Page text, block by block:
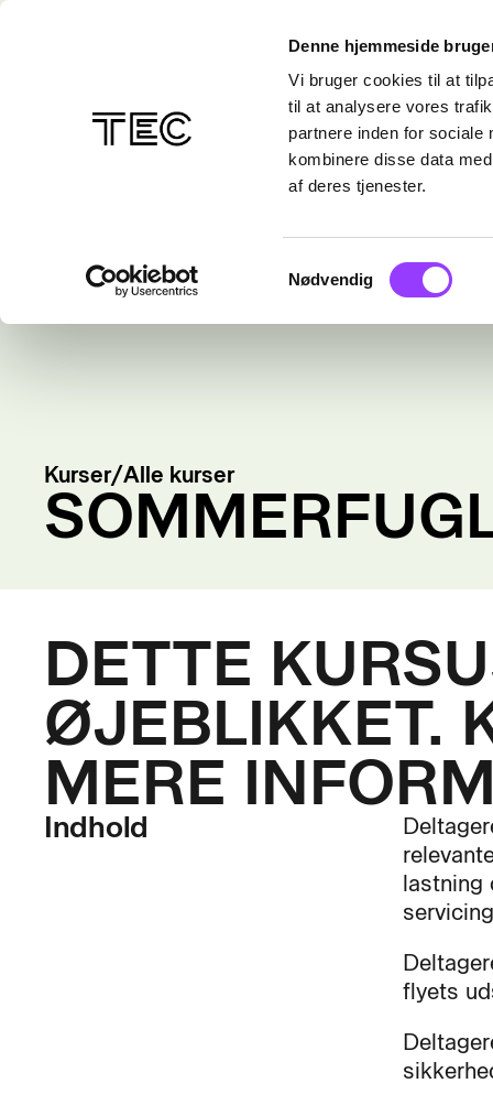
Denne hjemmeside
Vi bruger cookies til at
til at analysere vores
partnere inden for sociale
kombinere disse data
af deres tjenester.
Samtykkevalg
Nødvendig
Kurser/Alle kurser
DETTE
ØJEBLIKKET.
MERE
Indhold
lastning
flyets